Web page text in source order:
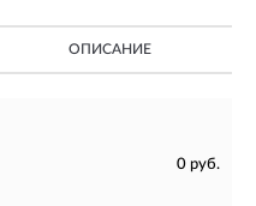
ОПИСАНИЕ
0 руб.